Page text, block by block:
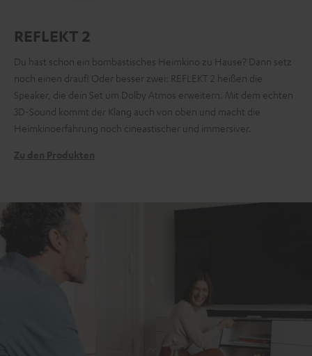
REFLEKT 2
Du hast schon ein bombastisches Heimkino zu Hause? Dann setz
noch einen drauf! Oder besser zwei: REFLEKT 2 heißen die
Speaker, die dein Set um Dolby Atmos erweitern. Mit dem echten
3D-Sound kommt der Klang auch von oben und macht die
Heimkinoerfahrung noch cineastischer und immersiver.
Zu den Produkten